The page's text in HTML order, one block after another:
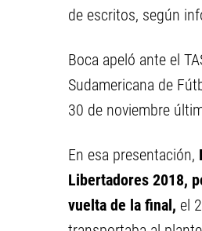
de escritos, según
Boca apeló ante el
Sudamericana de
30 de noviembre
En esa presentación,
Libertadores 2018,
vuelta de la final, el